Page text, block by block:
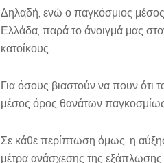
Δηλαδή, ενώ ο παγκόσμιος
Ελλάδα, παρά το άνοιγμά μας
κατοίκους.
Για όσους βιαστούν να πουν ότι
μέσος όρος θανάτων
Σε κάθε περίπτωση όμως, η
μέτρα ανάσχεσης της